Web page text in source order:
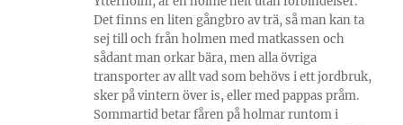
Det finns en liten gångbro av trä, så man kan ta
sej till och från holmen med matkassen och
sådant man orkar bära, men alla övriga
transporter av allt vad som behövs i ett jordbruk,
sker på vintern över is, eller med pappas pråm.
Sommartid betar fåren på holmar runtom i